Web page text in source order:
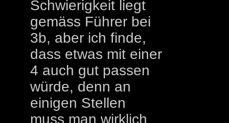
Schwierigkeit liegt
gemäss Führer bei
3b, aber ich finde,
dass etwas mit einer
4 auch gut passen
würde, denn an
einigen Stellen
muss man wirklich